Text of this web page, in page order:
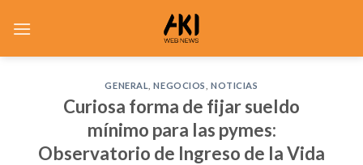
GENERAL ,NEGOCIOS ,NOTICIAS
Curiosa forma de fijar sueldo
mínimo para las pymes:
Observatorio de Ingreso de la Vida